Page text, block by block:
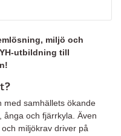
miljö och
utbildning till
med samhällets ökande
ånga och fjärrkyla. Även
miljökrav driver på